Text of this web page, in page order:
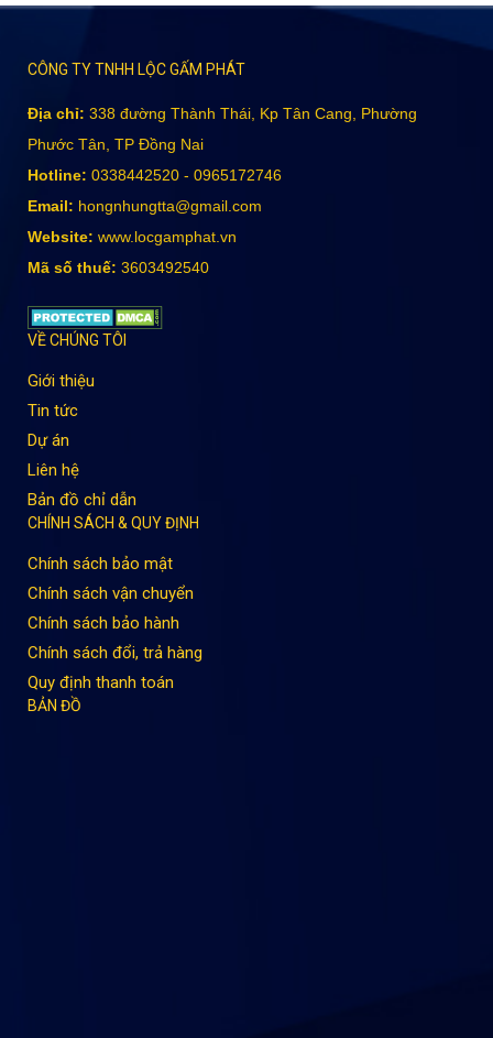
CÔNG TY TNHH LỘC GẤM PHÁT
Địa chỉ: 338 đường Thành Thái, Kp Tân Cang, Phường
Phước Tân, TP Đồng Nai
Hotline: 0338442520 - 0965172746
Email: hongnhungtta@gmail.com
Website: www.locgamphat.vn
Mã số thuế: 3603492540
VỀ CHÚNG TÔI
Giới thiệu
Tin tức
Dự án
Liên hệ
Bản đồ chỉ dẫn
CHÍNH SÁCH & QUY ĐỊNH
Chính sách bảo mật
Chính sách vận chuyển
Chính sách bảo hành
Chính sách đổi, trả hàng
Quy định thanh toán
BẢN ĐỒ